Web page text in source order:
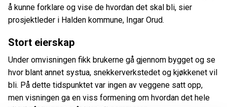
å kunne forklare og vise de hvordan det skal bli, sier
prosjektleder i Halden kommune, Ingar Orud.
Stort eierskap
Under omvisningen fikk brukerne gå gjennom bygget og se
hvor blant annet systua, snekkerverkstedet og kjøkkenet vil
bli. På dette tidspunktet var ingen av veggene satt opp,
men visningen ga en viss formening om hvordan det hele